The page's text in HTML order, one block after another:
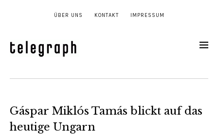
ÜBER UNS KONTAKT IMPRESSUM
Gáspar Miklós Tamás blickt auf das
heutige Ungarn